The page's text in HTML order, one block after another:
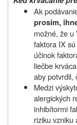
Ak
prosím,
možné, že
faktora IX
účinok
liečbe
aby potvrdil,
Medzi
alergických
inhibítormi
riziku vzniku